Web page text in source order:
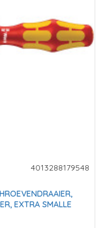
4013288179548
EXTRA SMALLE